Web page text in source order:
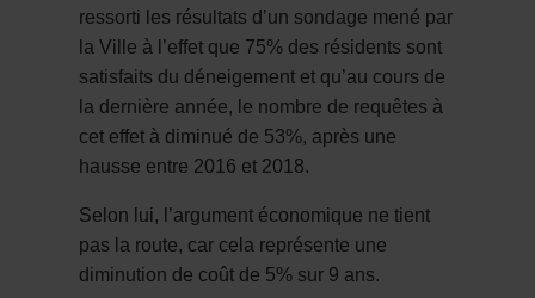
ressorti les résultats d’un sondage mené par
la Ville à l’effet que 75% des résidents sont
satisfaits du déneigement et qu’au cours de
la dernière année, le nombre de requêtes à
cet effet à diminué de 53%, après une
hausse entre 2016 et 2018.
Selon lui, l’argument économique ne tient
pas la route, car cela représente une
diminution de coût de 5% sur 9 ans.